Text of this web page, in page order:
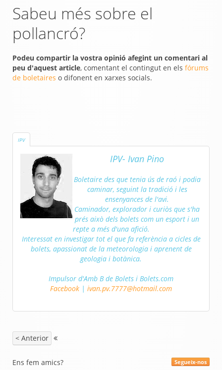
Sabeu més sobre el
pollancró?
Podeu compartir la vostra opinió afegint un comentari al
peu d'aquest article, comentant el contingut en els fórums
de boletaires o difonent en xarxes socials.
IPV
IPV- Ivan Pino
Boletaire des que tenia ús de raó i podia
caminar, seguint la tradició i les
ensenyances de l'avi.
Caminador, explorador i curiòs que s'ha
prés això dels bolets com un esport i un
repte a més d'una afició.
Interessat en investigar tot el que fa referència a cicles de
bolets, apassionat de la meteorologia i aprenent de
geologia i botànica.
Impulsor d'Amb B de Bolets i Bolets.com
Facebook | ivan.pv.7777@hotmail.com
< Anterior
Segueix-nos
Ens fem amics?